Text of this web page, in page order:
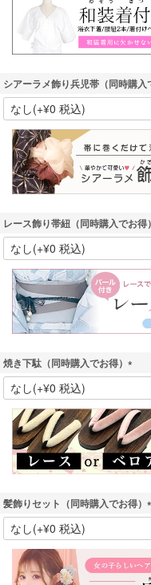
シアーラメ飾り兵児帯（同時購入
レース飾り帯紐（同時購入でお得）
焼き下駄（同時購入でお得）
(
必
須
)
髪飾りセット（同時購入でお得）
(
)